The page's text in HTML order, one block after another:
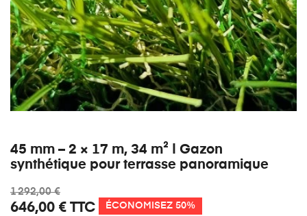
45 mm – 2 × 17 m, 34 m² | Gazon
synthétique pour terrasse panoramique
1 292,00 €
646,00 € TTC ÉCONOMISEZ 50%